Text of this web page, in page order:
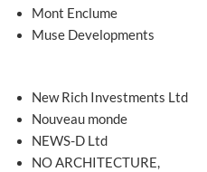
Mont Enclume
Muse Developments
New Rich Investments Ltd
Nouveau monde
NEWS-D Ltd
NO ARCHITECTURE,